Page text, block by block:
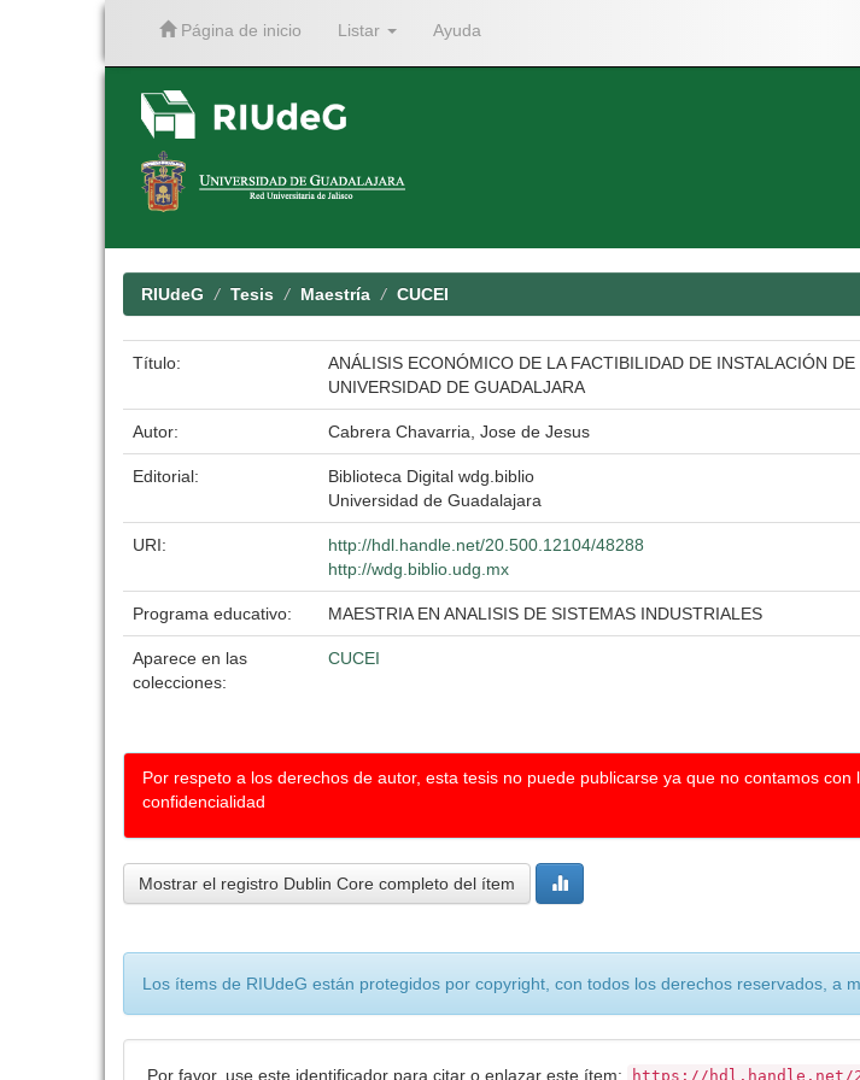
Página de inicio Listar Ayuda
RIUdeG Tesis Maestría CUCEI
Título:
ANÁLISIS ECONÓMICO DE LA FACTIBILIDAD DE INSTALACIÓN
UNIVERSIDAD DE GUADALJARA
Autor: Cabrera Chavarria, Jose de Jesus
Editorial:
Biblioteca Digital wdg.biblio
Universidad de Guadalajara
URI:
http://hdl.handle.net/20.500.12104/48288
http://wdg.biblio.udg.mx
Programa educativo: MAESTRIA EN ANALISIS DE SISTEMAS INDUSTRIALES
Aparece en las
colecciones:
CUCEI
Por respeto a los derechos de autor, esta tesis no puede publicarse ya que no contamos
confidencialidad
Mostrar el registro Dublin Core completo del ítem
Los ítems de RIUdeG están protegidos por copyright, con todos los derechos reservados, a
Por favor, use este identificador para citar o enlazar este ítem: https://hdl.handle.net/